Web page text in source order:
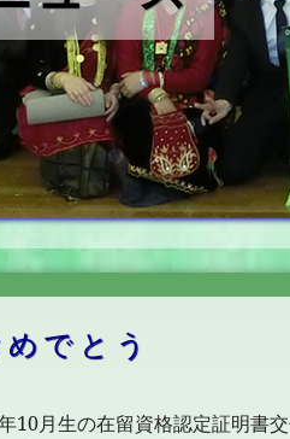
でとう
10月生の在留資格認定証明書